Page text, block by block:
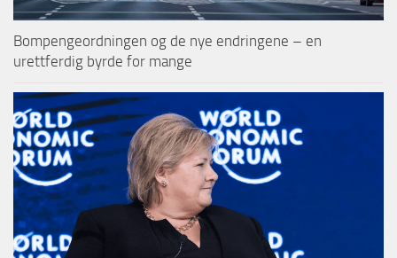
Bompengeordningen og de nye endringene – en
urettferdig byrde for mange